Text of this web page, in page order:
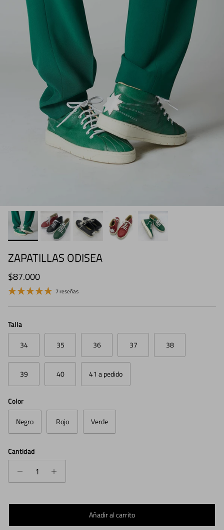
ZAPATILLAS ODISEA
Precio normal
$87.000
7 reseñas
Talla
34
35 36 37 38
39 40 41 a pedido
Color
Negro
Rojo Verde
Cantidad
Añadir al carrito